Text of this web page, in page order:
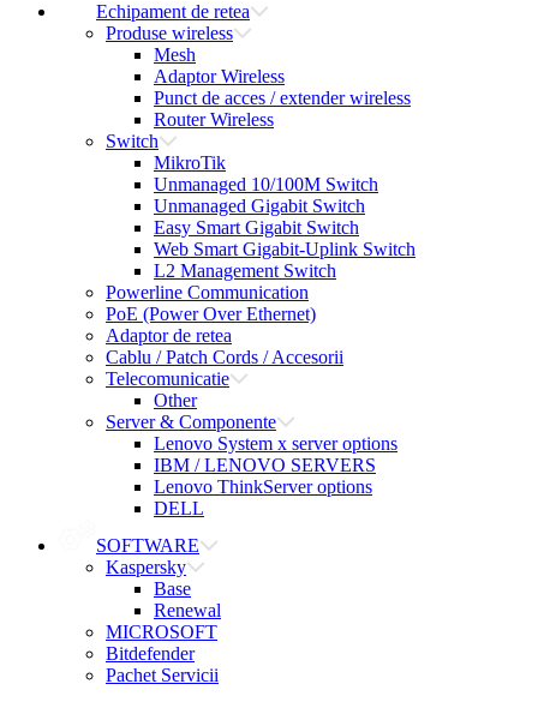
Echipament de retea
Produse wireless
Mesh
Adaptor Wireless
Punct de acces / extender wireless
Router Wireless
Switch
MikroTik
Unmanaged 10/100M Switch
Unmanaged Gigabit Switch
Easy Smart Gigabit Switch
Web Smart Gigabit-Uplink Switch
L2 Management Switch
Powerline Communication
PoE (Power Over Ethernet)
Adaptor de retea
Cablu / Patch Cords / Accesorii
Telecomunicatie
Other
Server & Componente
Lenovo System x server options
IBM / LENOVO SERVERS
Lenovo ThinkServer options
DELL
SOFTWARE
Kaspersky
Base
Renewal
MICROSOFT
Bitdefender
Pachet Servicii